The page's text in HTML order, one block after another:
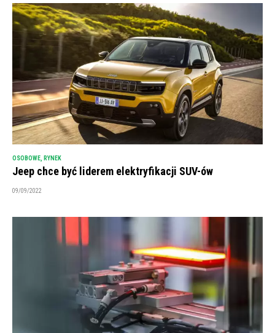
OSOBOWE RYNEK
Jeep chce być liderem elektryfikacji SUV-ów
09/09/2022